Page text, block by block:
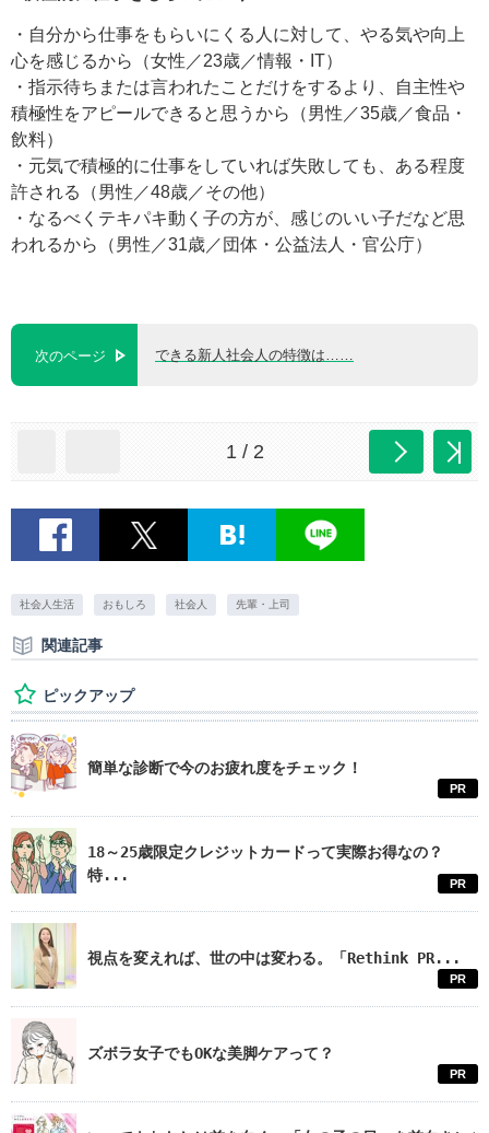
・自分から仕事をもらいにくる人に対して、やる気や向上
心を感じるから（女性／23歳／情報・IT）
・指示待ちまたは言われたことだけをするより、自主性や
積極性をアピールできると思うから（男性／35歳／食品・
飲料）
・元気で積極的に仕事をしていれば失敗しても、ある程度
許される（男性／48歳／その他）
・なるべくテキパキ動く子の方が、感じのいい子だなど思
われるから（男性／31歳／団体・公益法人・官公庁）
次のページ できる新人社会人の特徴は……
1 / 2
社会人生活 おもしろ 社会人 先輩・上司
関連記事
ピックアップ
簡単な診断で今のお疲れ度をチェック！
PR
18～25歳限定クレジットカードって実際お得なの？
特...
PR
視点を変えれば、世の中は変わる。「Rethink PR...
PR
ズボラ女子でもOKな美脚ケアって？
PR